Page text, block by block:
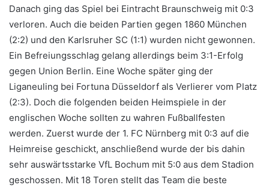
Danach ging das Spiel bei Eintracht Braunschweig mit 0:3
verloren. Auch die beiden Partien gegen 1860 München
(2:2) und den Karlsruher SC (1:1) wurden nicht gewonnen.
Ein Befreiungsschlag gelang allerdings beim 3:1-Erfolg
gegen Union Berlin. Eine Woche später ging der
Liganeuling bei Fortuna Düsseldorf als Verlierer vom Platz
(2:3). Doch die folgenden beiden Heimspiele in der
englischen Woche sollten zu wahren Fußballfesten
werden. Zuerst wurde der 1. FC Nürnberg mit 0:3 auf die
Heimreise geschickt, anschließend wurde der bis dahin
sehr auswärtsstarke VfL Bochum mit 5:0 aus dem Stadion
geschossen. Mit 18 Toren stellt das Team die beste